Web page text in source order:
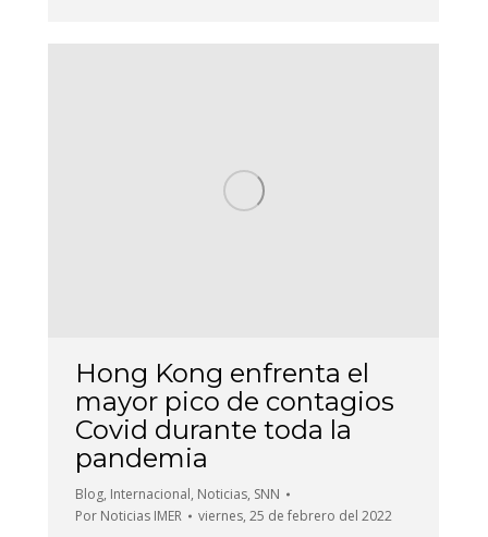
Hong Kong enfrenta el
mayor pico de contagios
Covid durante toda la
pandemia
Blog, Internacional, Noticias, SNN
Por Noticias IMER viernes, 25 de febrero del 2022